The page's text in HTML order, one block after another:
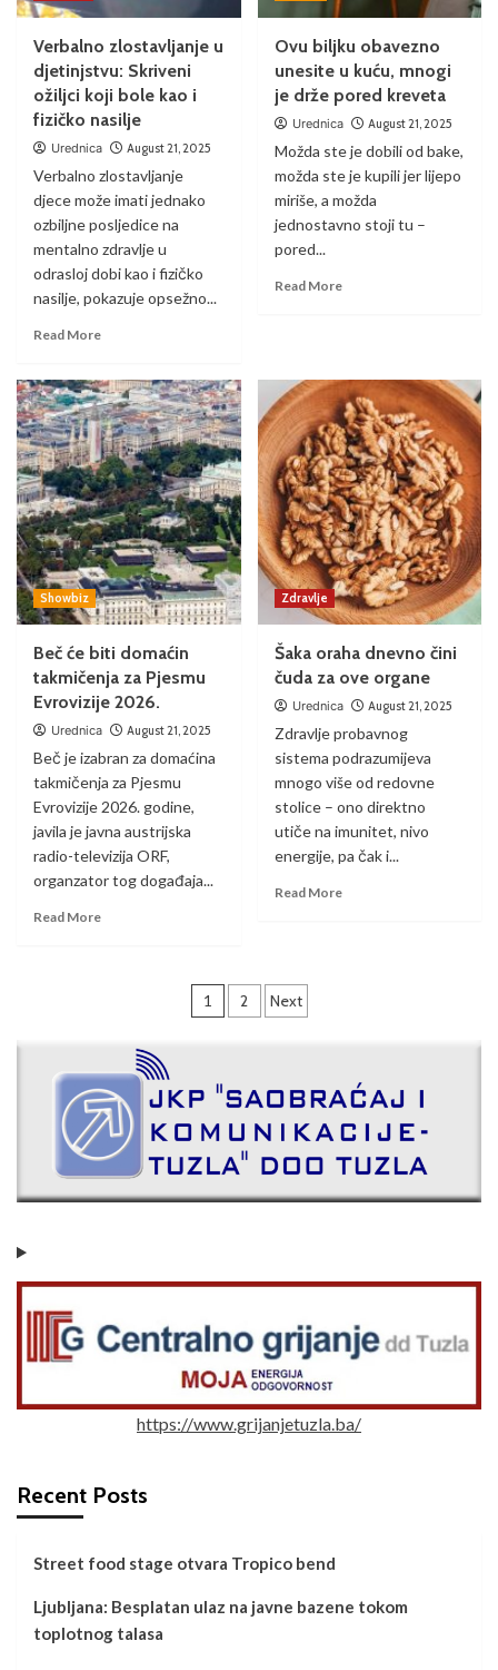
Verbalno zlostavljanje u
djetinjstvu: Skriveni
ožiljci koji bole kao i
fizičko nasilje
Urednica August 21, 2025
Verbalno zlostavljanje
djece može imati jednako
ozbiljne posljedice na
mentalno zdravlje u
odrasloj dobi kao i fizičko
nasilje, pokazuje opsežno...
Read More
Ovu biljku obavezno
unesite u kuću, mnogi
je drže pored kreveta
Urednica August 21, 2025
Možda ste je dobili od bake,
možda ste je kupili jer lijepo
miriše, a možda
jednostavno stoji tu –
pored...
Read More
Showbiz
Beč će biti domaćin
takmičenja za Pjesmu
Evrovizije 2026.
Urednica August 21, 2025
Beč je izabran za domaćina
takmičenja za Pjesmu
Evrovizije 2026. godine,
javila je javna austrijska
radio-televizija ORF,
organzator tog događaja...
Read More
Zdravlje
Šaka oraha dnevno čini
čuda za ove organe
Urednica August 21, 2025
Zdravlje probavnog
sistema podrazumijeva
mnogo više od redovne
stolice – ono direktno
utiče na imunitet, nivo
energije, pa čak i...
Read More
1 2 Next
https://www.grijanjetuzla.ba/
Recent Posts
Street food stage otvara Tropico bend
Ljubljana: Besplatan ulaz na javne bazene tokom
toplotnog talasa